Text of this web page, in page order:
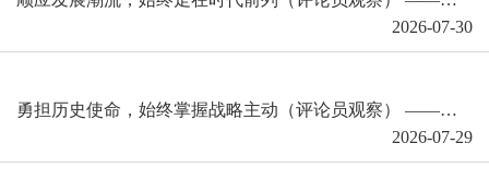
2026-07-30
勇担历史使命，始终掌握战略主动（评论员观察） ——把党的优秀特质不断发扬光大③
2026-07-29